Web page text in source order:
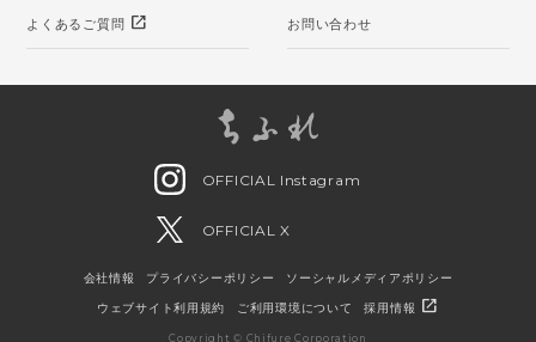
よくあるご質問 open_in_new お問い合わせ
OFFICIAL Instagram
OFFICIAL X
会社情報 プライバシーポリシー ソーシャルメディアポリシー
ウェブサイト利用規約 ご利用環境について 採用情報 open_in_new
Copyright © Chifure Corporation